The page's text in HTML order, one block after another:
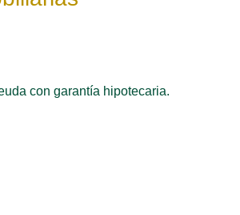
con garantía hipotecaria.